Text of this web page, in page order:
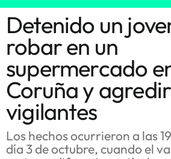
Tendencias
Memoria Histórica
Gastronomía
Escenarios
Detenido un
robar en un
supermercado
Coruña y
vigilantes
Los hechos ocurrieron a las
día 3 de octubre, cuando el